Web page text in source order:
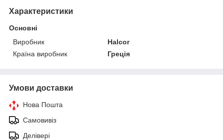
Характеристики
Основні
Виробник
Halcor
Країна виробник
Греція
Умови доставки
Нова Пошта
Самовивіз
Делівері